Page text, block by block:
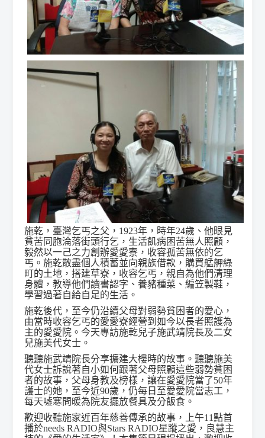
施乾，臺灣乞丐之父，1923年，時年24歲、他眼見
貧苦同胞淪落街頭行乞，生活飢病困苦無人照顧，
毅然以一己之力創辦愛愛寮，收容孤苦無依的乞
丐。施乾散盡個人積蓄並向親族借款，購買艋舺綠
町的土地，搭建草寮，收容乞丐，親自為他們清理
身體，教導他們讀書認字、養豬種菜、編笠製鞋，
學習過著自給自足的生活。
施乾後代，至今仍沿續父母對弱勢貧困者的愛心，
由當時收容乞丐的愛愛寮經營到如今以長者照護為
主的愛愛院。今天專訪施乾兒子施武靖院長及二女
兒施美代女士。
聽聽施武靖院長分享擴建大樓時的故事。聽聽施美
代女士訴說著自小如何跟著父母照顧這些弱勢貧困
者的故事，父母身教及榜樣，讓在愛愛院當了50年
護士的她，至今近90歲，仍每日至愛愛院當志工，
每天噓寒問暖為院友擺放餐具及分飯食。
歡迎收聽施家近百年慈善傳承的故事，上午11點首
播於needs RADIO與Stars RADIO星蹤之愛，良慧主